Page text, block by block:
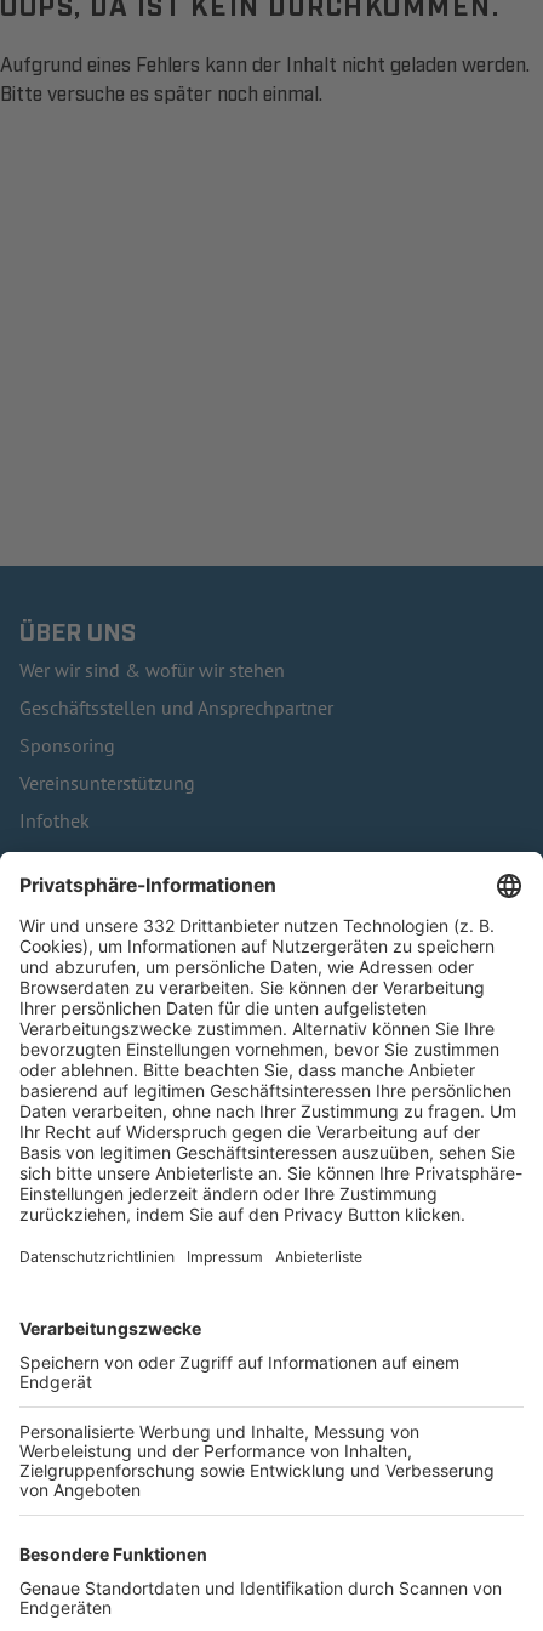
Aufgrund eines Fehlers kann der Inhalt nicht geladen werden.
Bitte versuche es später noch einmal.
ÜBER UNS
Wer wir sind & wofür wir stehen
Geschäftsstellen und Ansprechpartner
Sponsoring
Vereinsunterstützung
Infothek
Kontakt
HÄUFIG BESUCHTE SEITEN
Pässe und Vereinswechsel
Trainerausbildung
Schulungsangebot Vereinsmitarbeiter
BFV-Geschäftsstellen
Trainerbörse
Login SpielPlus
FOLGE DEM BFV
TOP-VEREINE
TOP-PARTNER